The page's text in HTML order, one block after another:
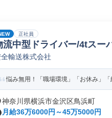
正社員
流中型ドライバー/4tスー
輸送株式会社
悩み無用！「職場環境」「お休み」
神奈川県横浜市金沢区鳥浜町
月給36万6000円～45万5000円